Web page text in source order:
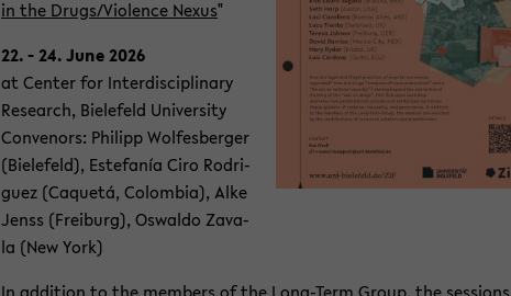
in the Drugs/Vio­lence Nexus"
22. - 24. June 2026
at Cen­ter for In­ter­di­sci­pli­na­ry
Re­se­arch, Bie­le­feld Uni­ver­si­ty
Con­ve­nors: Phil­ipp Wol­fes­ber­ger
(Bie­le­feld), Es­te­fanía Ciro Ro­dri­
guez (Caquetá, Co­lom­bia), Alke
Jenss (Frei­burg), Os­wal­do Za­va­
la (New York)